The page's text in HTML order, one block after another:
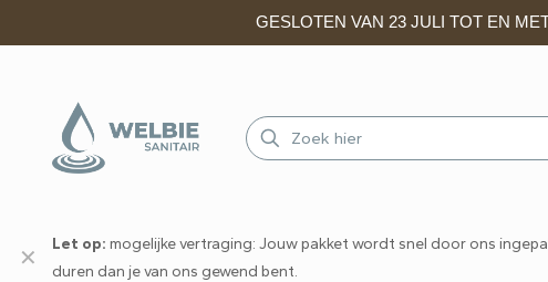
GESLOTEN VAN 23 JULI TOT EN
Let op: mogelijke vertraging: Jouw pakket wordt snel door ons
duren dan je van ons gewend bent.
✕